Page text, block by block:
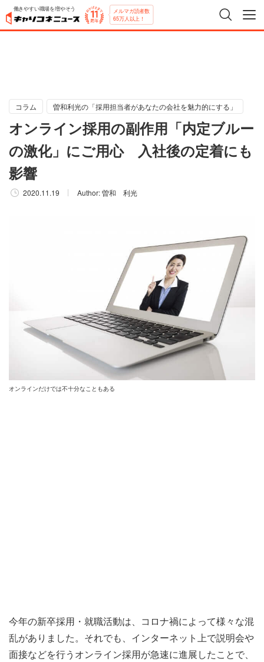
働きやすい職場を増やそう メルマガ読者数
65万人以上！
コラム 曽和利光の「採用担当者があなたの会社を魅力的にする」
オンライン採用の副作用「内定ブルー
の激化」にご用心 入社後の定着にも
影響
2020.11.19 Author:曽和 利光
オンラインだけでは不十分なこともある
今年の新卒採用・就職活動は、コロナ禍によって様々な混
乱がありました。それでも、インターネット上で説明会や
面接などを行うオンライン採用が急速に進展したことで、